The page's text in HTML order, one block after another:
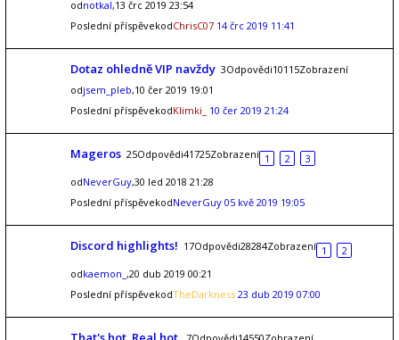
odnotkal,13 črc 2019 23:54
Poslední příspěvekodChrisC07 14 črc 2019 11:41
Dotaz ohledně VIP navždy 3Odpovědi10115Zobrazení
odjsem_pleb,10 čer 2019 19:01
Poslední příspěvekodKlimki_ 10 čer 2019 21:24
Mageros 25Odpovědi41725Zobrazení 1 2
3
odNeverGuy,30 led 2018 21:28
Poslední příspěvekodNeverGuy 05 kvě 2019 19:05
Discord highlights! 17Odpovědi28284Zobrazení 1
2
odkaemon_ ,20 dub 2019 00:21
Poslední příspěvekodTheDarkness 23 dub 2019 07:00